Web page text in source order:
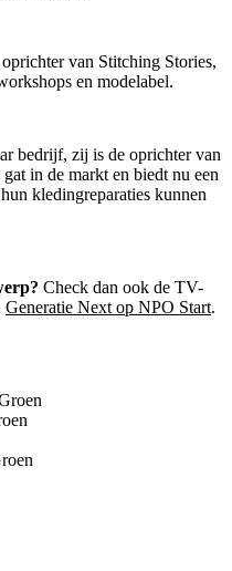
van Stitching Stories,
en modelabel.
bedrijf, zij is de oprichter van
in de markt en biedt nu een
kledingreparaties kunnen
Check dan ook de TV-
Generatie Next op NPO Start.